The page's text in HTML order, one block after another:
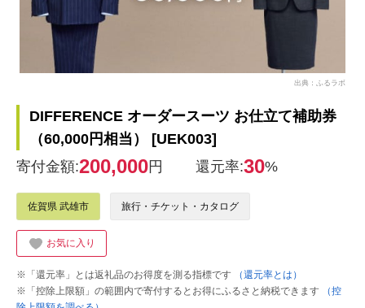
出典：ふるラボ
DIFFERENCE オーダースーツ お仕立て補助券
（60,000円相当） [UEK003]
寄付金額:200,000円 還元率:30%
佐賀県 武雄市 旅行・チケット・カタログ
お気に入り
※「還元率」とは返礼品のお得度を測る指標です
（還元率とは）
※「控除上限額」の範囲内で寄付するとお得にふるさと納税できます
（控